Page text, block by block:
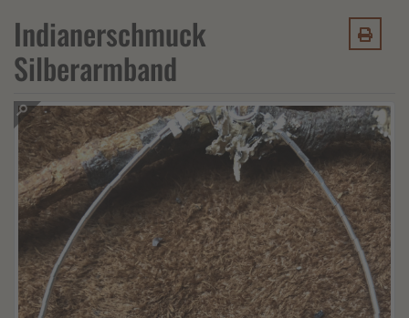
Indianerschmuck
Silberarmband